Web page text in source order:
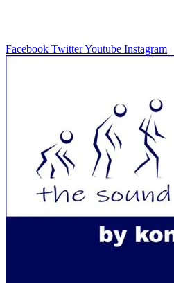
Facebook TwitterYoutube Instagram